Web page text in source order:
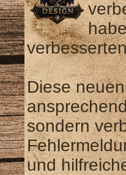
Diese
sondern
und